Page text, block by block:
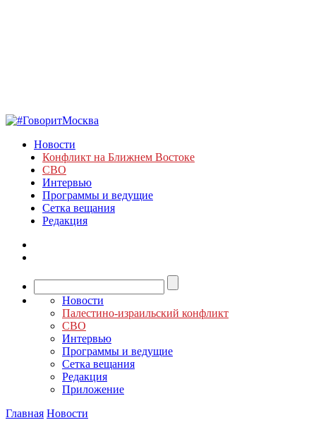
Новости
Конфликт на Ближнем Востоке
СВО
Интервью
Программы и ведущие
Сетка вещания
Редакция
Новости
Палестино-израильский конфликт
СВО
Интервью
Программы и ведущие
Сетка вещания
Редакция
Приложение
Главная Новости